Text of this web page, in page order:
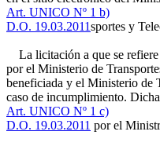
Art. UNICO Nº 1 b)
D.O. 19.03.2011sportes y
La licitación a que se refiere
por el Ministerio de
beneficiada y el Ministerio de
caso de incumplimiento.
Art. UNICO Nº 1 c)
D.O. 19.03.2011 por el